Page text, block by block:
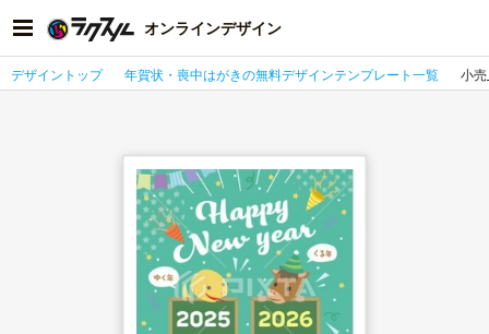
オンラインデザイン
デザイントップ 年賀状・喪中はがきの無料デザインテンプレート一覧 小売